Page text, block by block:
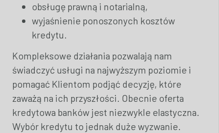
obsługę prawną i notarialną,
wyjaśnienie ponoszonych kosztów
kredytu.
Kompleksowe działania pozwalają nam
świadczyć usługi na najwyższym poziomie i
pomagać Klientom podjąć decyzję, które
zaważą na ich przyszłości. Obecnie oferta
kredytowa banków jest niezwykle elastyczna.
Wybór kredytu to jednak duże wyzwanie.